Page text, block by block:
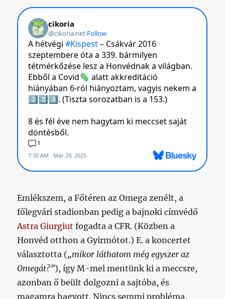
Emlékszem, a Főtéren az Omega zenélt, a
főlegvári stadionban pedig a bajnoki címvédő
Astra Giurgiut fogadta a CFR. (Közben a
Honvéd otthon a Gyirmótot.) E. a koncertet
választotta („mikor láthatom még egyszer az
Omegát?”), így M-mel mentünk ki a meccsre,
azonban ő beült dolgozni a sajtóba, és
magamra hagyott. Nincs semmi probléma,